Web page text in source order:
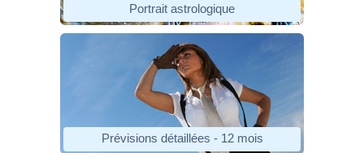
Portrait astrologique
Prévisions détaillées - 12 mois